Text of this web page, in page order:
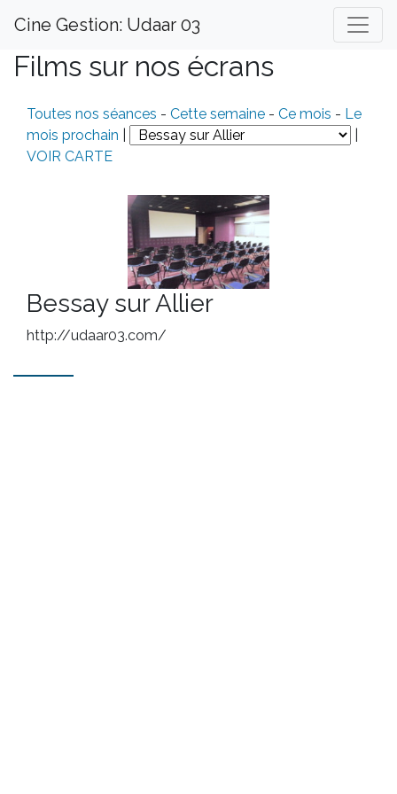
Cine Gestion: Udaar 03
Films sur nos écrans
Toutes nos séances - Cette semaine - Ce mois - Le
mois prochain
VOIR CARTE
Bessay sur Allier
http://udaar03.com/